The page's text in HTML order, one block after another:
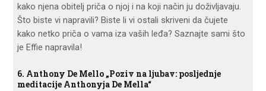
kako njena obitelj priča o njoj i na koji način ju doživljavaju.
Što biste vi napravili? Biste li vi ostali skriveni da čujete
kako netko priča o vama iza vaših leđa? Saznajte sami što
je Effie napravila!
6. Anthony De Mello „Poziv na ljubav: posljednje
meditacije Anthonyja De Mella“